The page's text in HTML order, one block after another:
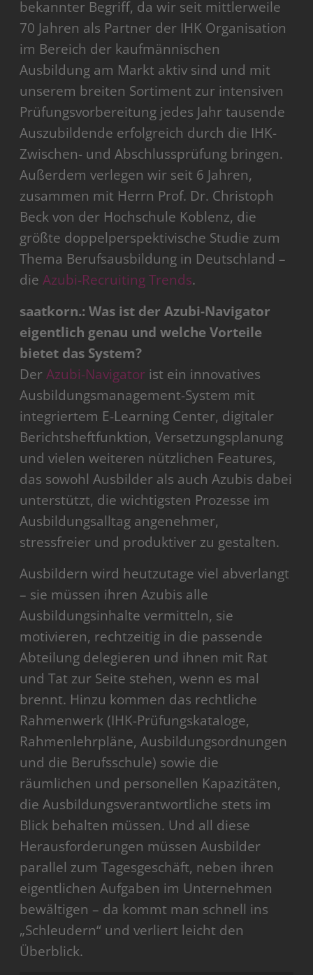
bekannter Begriff, da wir seit mittlerweile
70 Jahren als Partner der IHK Organisation
im Bereich der kaufmännischen
Ausbildung am Markt aktiv sind und mit
unserem breiten Sortiment zur intensiven
Prüfungsvorbereitung jedes Jahr tausende
Auszubildende erfolgreich durch die IHK-
Zwischen- und Abschlussprüfung bringen.
Außerdem verlegen wir seit 6 Jahren,
zusammen mit Herrn Prof. Dr. Christoph
Beck von der Hochschule Koblenz, die
größte doppelperspektivische Studie zum
Thema Berufsausbildung in Deutschland –
dieAzubi-Recruiting Trends.
saatkorn.: Was ist der Azubi-Navigator
eigentlich genau und welche Vorteile
bietet das System?
DerAzubi-Navigator ist ein innovatives
Ausbildungsmanagement-System mit
integriertem E-Learning Center, digitaler
Berichtsheftfunktion, Versetzungsplanung
und vielen weiteren nützlichen Features,
das sowohl Ausbilder als auch Azubis dabei
unterstützt, die wichtigsten Prozesse im
Ausbildungsalltag angenehmer,
stressfreier und produktiver zu gestalten.
Ausbildern wird heutzutage viel abverlangt
– sie müssen ihren Azubis alle
Ausbildungsinhalte vermitteln, sie
motivieren, rechtzeitig in die passende
Abteilung delegieren und ihnen mit Rat
und Tat zur Seite stehen, wenn es mal
brennt. Hinzu kommen das rechtliche
Rahmenwerk (IHK-Prüfungskataloge,
Rahmenlehrpläne, Ausbildungsordnungen
und die Berufsschule) sowie die
räumlichen und personellen Kapazitäten,
die Ausbildungsverantwortliche stets im
Blick behalten müssen. Und all diese
Herausforderungen müssen Ausbilder
parallel zum Tagesgeschäft, neben ihren
eigentlichen Aufgaben im Unternehmen
bewältigen – da kommt man schnell ins
„Schleudern“ und verliert leicht den
Überblick.